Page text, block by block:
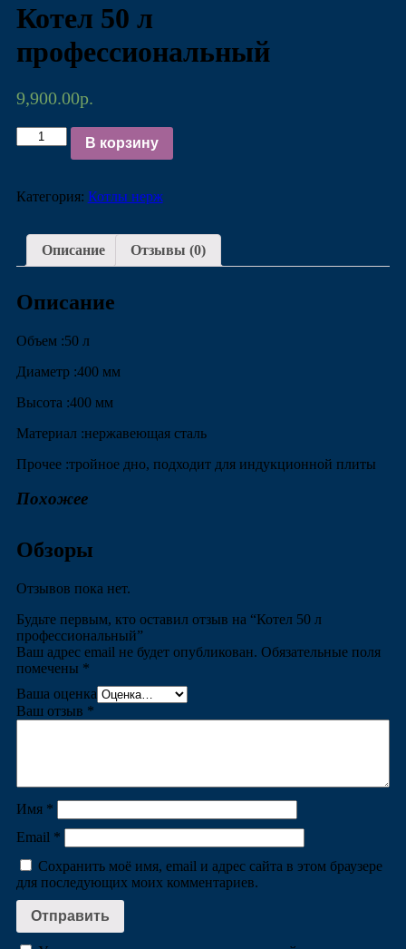
Котел 50 л
профессиональный
9,900.00р.
Количество
В корзину
Категория: Котлы нерж
Описание Отзывы (0)
Описание
Объем :50 л
Диаметр :400 мм
Высота :400 мм
Материал :нержавеющая сталь
Прочее :тройное дно, подходит для индукционной плиты
Похожее
Обзоры
Отзывов пока нет.
Будьте первым, кто оставил отзыв на “Котел 50 л
профессиональный”
Ваш адрес email не будет опубликован. Обязательные поля
помечены *
Ваша оценка
Ваш отзыв *
Имя *
Email *
Сохранить моё имя, email и адрес сайта в этом браузере
для последующих моих комментариев.